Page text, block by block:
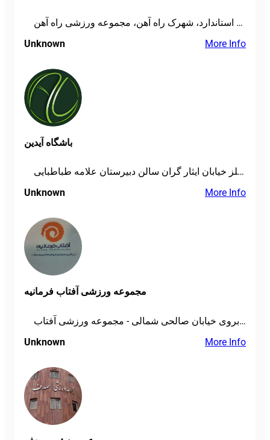
کرج، حسین آباد، بعد از میدان استاندارد، شهرک راه آهن، مجموعه ورزشی راه آهن
Unknown
More Info
باشگاه آیدین
لواسان بلوار باستی هیلز خیابان ایثار گران سالن دبیرستان علامه طباطبایی
Unknown
More Info
مجموعه ورزشی آفتاب فرمانیه
تهران - محله دزاشیب - خیابان شهید لواسانی (فرمانیه) - بین کامرانیه و فروشگاه شهروند - جنب سه راه آریا - روبروی خیابان صالحی شمالی - مجموعه ورزشی آفتاب
Unknown
More Info